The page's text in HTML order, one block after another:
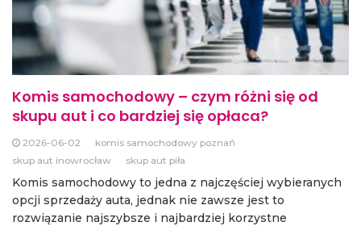
Komis samochodowy – czym różni się od
skupu aut i co bardziej się opłaca?
2026-06-02
komis samochodowy poznań
skup aut inowrocław
skup aut piła
Komis samochodowy to jedna z najczęściej wybieranych
opcji sprzedaży auta, jednak nie zawsze jest to
rozwiązanie najszybsze i najbardziej korzystne